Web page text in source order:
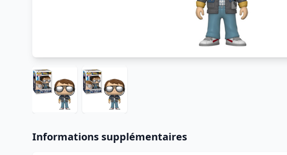
Informations supplémentaires